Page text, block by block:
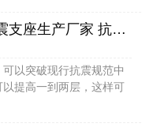
建筑圆形铅芯隔震支座厂家 建筑天然隔震支座生产厂家 抗震支座LNR厂家
以突破现行抗震规范中
提高一到两层，这样可